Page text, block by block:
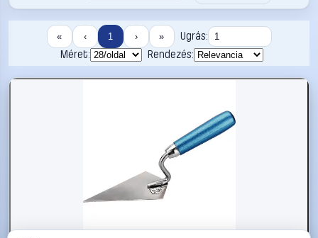
« ‹ 1 › »
Ugrás:
Méret:
Rendezés: